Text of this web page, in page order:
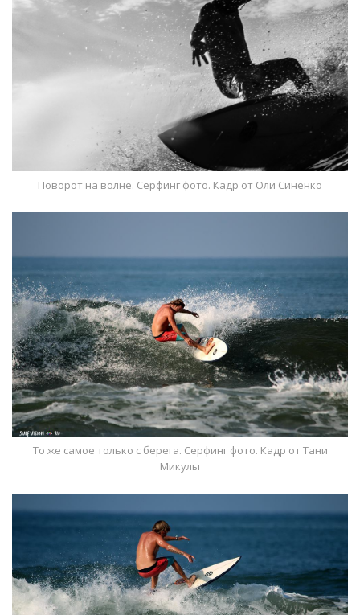
Поворот на волне. Серфинг фото. Кадр от Оли Синенко
То же самое только с берега. Серфинг фото. Кадр от Тани
Микулы